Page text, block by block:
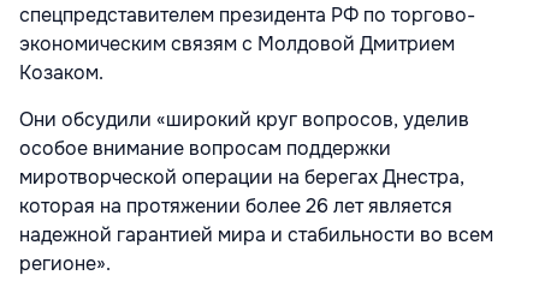
спецпредставителем президента РФ по торгово-
экономическим связям с Молдовой Дмитрием
Козаком.
Они обсудили «широкий круг вопросов, уделив
особое внимание вопросам поддержки
миротворческой операции на берегах Днестра,
которая на протяжении более 26 лет является
надежной гарантией мира и стабильности во всем
регионе».